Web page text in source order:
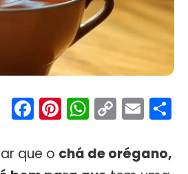
Facebook
Pinterest
Copy
Link
que o chá de orégano,